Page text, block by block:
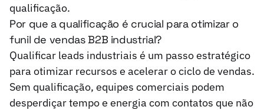
qualificação.
Por que a qualificação é crucial para otimizar o
funil de vendas B2B industrial?
Qualificar leads industriais é um passo estratégico
para otimizar recursos e acelerar o ciclo de vendas.
Sem qualificação, equipes comerciais podem
desperdiçar tempo e energia com contatos que não